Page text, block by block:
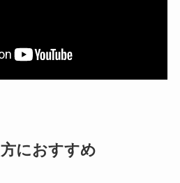
におすすめ